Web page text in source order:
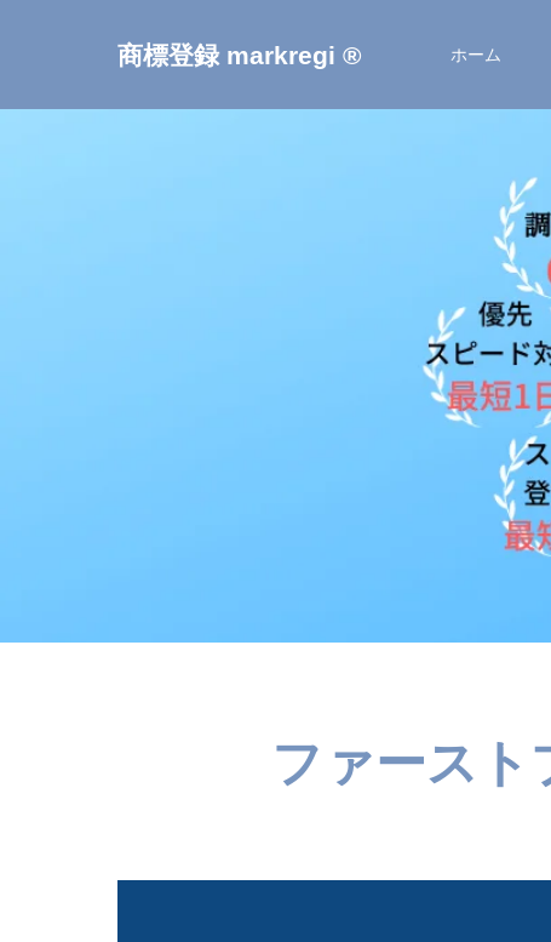
商標登録 markregi ® ホーム
ファースト